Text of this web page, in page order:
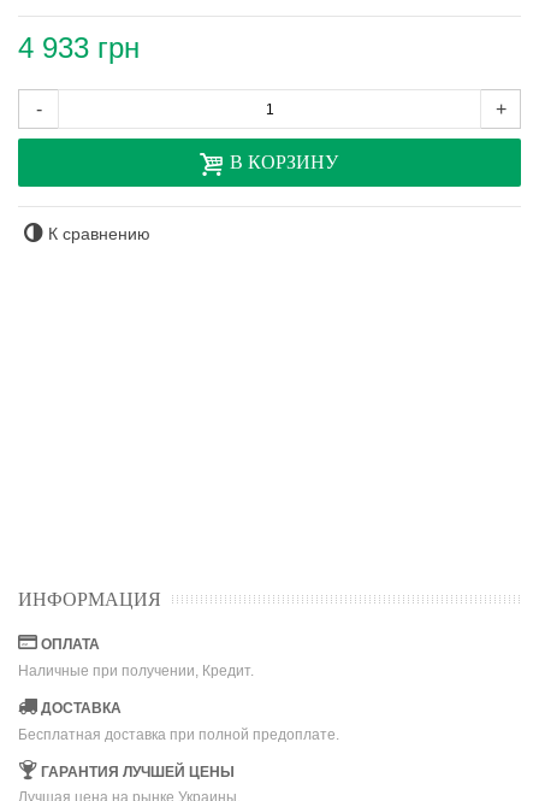
4 933 грн
- +
В КОРЗИНУ
К сравнению
ИНФОРМАЦИЯ
ОПЛАТА
Наличные при получении, Кредит.
ДОСТАВКА
Бесплатная доставка при полной предоплате.
ГАРАНТИЯ ЛУЧШЕЙ ЦЕНЫ